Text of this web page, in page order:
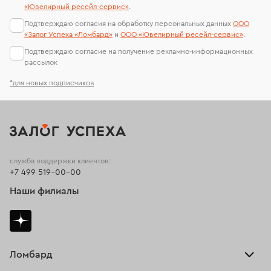
*для новых подписчиков
«Ювелирный ресейл-сервиc».
Подтверждаю согласия на обработку персональных данных ООО
«Залог Успеха «Ломбард» и ООО «Ювелирный ресейл-сервиc».
Подтверждаю согласие на получение рекламно-информационных
рассылок
Ломбард
служба поддержки клиентов:
+7 499 519-00-00
Наши филиалы